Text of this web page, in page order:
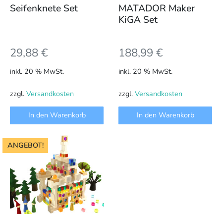
Seifenknete Set
29,88€
inkl. 20 % MwSt.
zzgl. Versandkosten
In den Warenkorb
MATADOR Maker
KiGA Set
188,99 €
inkl. 20 % MwSt.
zzgl. Versandkosten
In den Warenkorb
ANGEBOT!